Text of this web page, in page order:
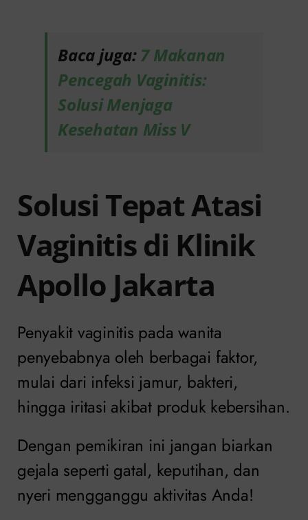
Baca juga:7 Makanan
Pencegah Vaginitis:
Solusi Menjaga
Kesehatan Miss V
Solusi Tepat Atasi
Vaginitis di Klinik
Apollo Jakarta
Penyakit vaginitis pada wanita
penyebabnya oleh berbagai faktor,
mulai dari infeksi jamur, bakteri,
hingga iritasi akibat produk kebersihan.
Dengan pemikiran ini jangan biarkan
gejala seperti gatal, keputihan, dan
nyeri mengganggu aktivitas Anda!